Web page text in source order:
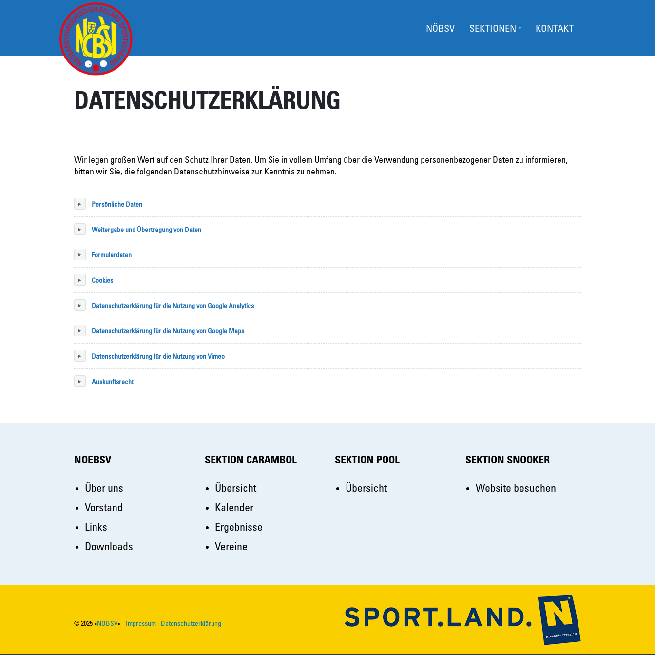
n
NÖBSV SEKTIONEN KONTAKT
NÖBSV
SEKTIONEN
DATENSCHUTZERKLÄRUNG
Wir legen großen Wert auf den Schutz Ihrer Daten. Um Sie in vollem Umfang über die Verwendung personenbezogener Daten zu informieren,
bitten wir Sie, die folgenden Datenschutzhinweise zur Kenntnis zu nehmen.
Persönliche Daten
Weitergabe und Übertragung von Daten
Formulardaten
Cookies
Datenschutzerklärung für die Nutzung von Google Analytics
Datenschutzerklärung für die Nutzung von Google Maps
Datenschutzerklärung für die Nutzung von Vimeo
Auskunftsrecht
NOEBSV
Über uns
Vorstand
Links
Downloads
SEKTION CARAMBOL
Übersicht
Kalender
Ergebnisse
Vereine
SEKTION POOL
Übersicht
SEKTION SNOOKER
Website besuchen
©2025 »NÖBSV« Impressum Datenschutzerklärung